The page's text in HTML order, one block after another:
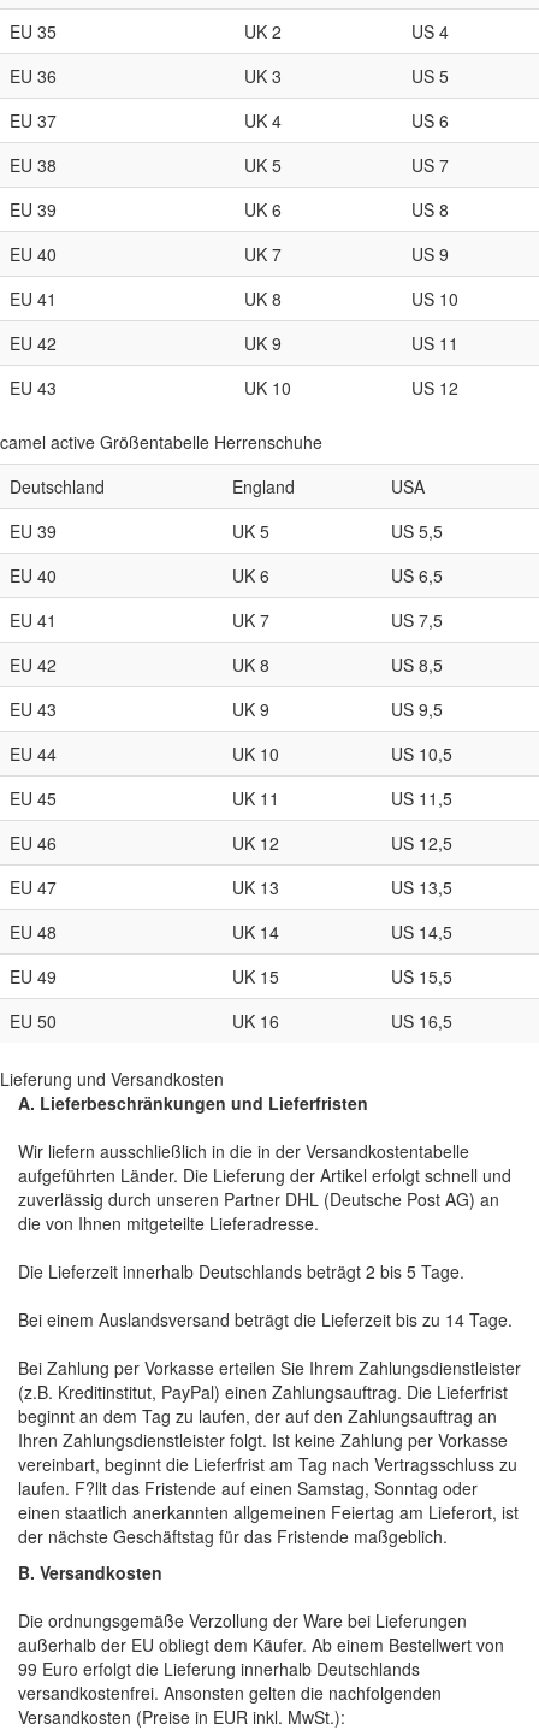
EU 35
UK 2
US 4
EU 36
UK 3
US 5
EU 37
UK 4
US 6
EU 38
UK 5
US 7
EU 39
UK 6
US 8
EU 40
UK 7
US 9
EU 41
UK 8
US 10
EU 42
UK 9
US 11
EU 43
UK 10 US 12
camel active Größentabelle Herrenschuhe
Deutschland
England
USA
EU 39
UK 5
US 5,5
EU 40
UK 6
US 6,5
EU 41
UK 7
US 7,5
EU 42
UK 8
US 8,5
EU 43
UK 9
US 9,5
EU 44
UK 10
US 10,5
EU 45
UK 11
US 11,5
EU 46
UK 12
US 12,5
EU 47
UK 13
US 13,5
EU 48
UK 14
US 14,5
EU 49
UK 15
US 15,5
EU 50
UK 16 US 16,5
Lieferung und Versandkosten
A. Lieferbeschränkungen und Lieferfristen
Wir liefern ausschließlich in die in der Versandkostentabelle
aufgeführten Länder. Die Lieferung der Artikel erfolgt schnell und
zuverlässig durch unseren Partner DHL (Deutsche Post AG) an
die von Ihnen mitgeteilte Lieferadresse.
Die Lieferzeit innerhalb Deutschlands beträgt 2 bis 5 Tage.
Bei einem Auslandsversand beträgt die Lieferzeit bis zu 14 Tage.
Bei Zahlung per Vorkasse erteilen Sie Ihrem Zahlungsdienstleister
(z.B. Kreditinstitut, PayPal) einen Zahlungsauftrag. Die Lieferfrist
beginnt an dem Tag zu laufen, der auf den Zahlungsauftrag an
Ihren Zahlungsdienstleister folgt. Ist keine Zahlung per Vorkasse
vereinbart, beginnt die Lieferfrist am Tag nach Vertragsschluss zu
laufen. F?llt das Fristende auf einen Samstag, Sonntag oder
einen staatlich anerkannten allgemeinen Feiertag am Lieferort, ist
der nächste Geschäftstag für das Fristende maßgeblich.
B. Versandkosten
Die ordnungsgemäße Verzollung der Ware bei Lieferungen
außerhalb der EU obliegt dem Käufer. Ab einem Bestellwert von
99 Euro erfolgt die Lieferung innerhalb Deutschlands
versandkostenfrei. Ansonsten gelten die nachfolgenden
Versandkosten (Preise in EUR inkl. MwSt.):